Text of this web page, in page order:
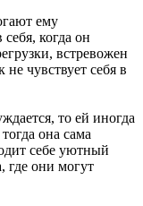
ему
когда он
встревожен
чувствует себя в
то ей иногда
она cама
себе уютный
где они могут